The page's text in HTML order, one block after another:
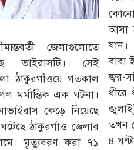
জেলাগুলোতে
ভাইরাসটি। সেই
ঠাকুরগাঁওয়ে গতকাল
মর্মান্তিক এক ঘটনা।
কেড়ে নিয়েছে
ঠাকুরগাঁও জেলার
মৃত্যুবরণ করা ৭১
আসা
যান।
জ্বর-
ধীরে
তখন
৪